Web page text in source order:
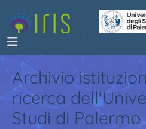
Archivio
ricerca
Studi di Palermo